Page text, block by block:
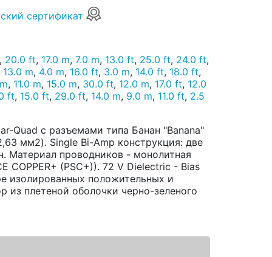
сертификат
, 20.0 ft, 17.0 m, 7.0 m, 13.0 ft, 25.0 ft, 24.0 ft,
13.0 m, 4.0 m, 16.0 ft, 3.0 m, 14.0 ft, 18.0 ft,
, 11.0 m, 15.0 m, 30.0 ft, 12.0 m, 17.0 ft, 12.0
ft, 15.0 ft, 29.0 ft, 14.0 m, 9.0 m, 11.0 ft, 2.5
Quad с разъемами типа Банан "Banana"
мм2). Single Bi-Amp конструкция: две
Материал проводников - монолитная
COPPER+ (PSC+)). 72 V Dielectric - Bias
изолированных положительных и
из плетеной оболочки черно-зеленого